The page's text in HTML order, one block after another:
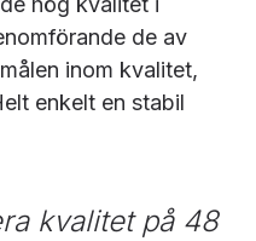
de av
inom kvalitet,
enkelt en stabil
kvalitet på 48